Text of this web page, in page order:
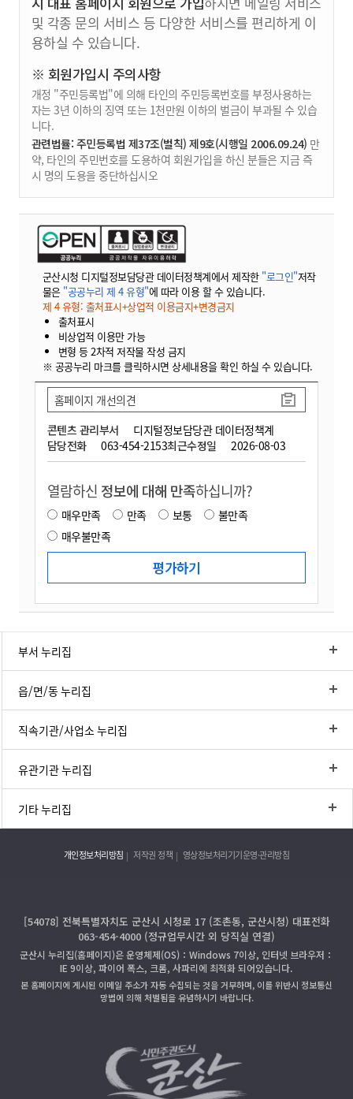
및 각종 문의 서비스 등 다양한 서비스를 편리하게 이
용하실 수 있습니다.
※ 회원가입시 주의사항
개정 "주민등록법"에 의해 타인의 주민등록번호를 부정사용하는
자는 3년 이하의 징역 또는 1천만원 이하의 벌금이 부과될 수 있습
니다.
관련법률: 주민등록법 제37조(벌칙) 제9호(시행일 2006.09.24) 만
약, 타인의 주민번호를 도용하여 회원가입을 하신 분들은 지금 즉
시 명의 도용을 중단하십시오
군산시청 디지털정보담당관 데이터정책계에서 제작한 "로그인"저작
물은 "공공누리 제 4 유형"에 따라 이용 할 수 있습니다.
제 4 유형: 출처표시+상업적 이용금지+변경금지
출처표시
비상업적 이용만 가능
변형 등 2차적 저작물 작성 금지
※ 공공누리 마크를 클릭하시면 상세내용을 확인 하실 수 있습니다.
콘텐츠 관리부서
디지털정보담당관 데이터정책계
담당전화
063-454-2153최근수정일 2026-08-03
홈페이지 개선의견
열람하신 정보에 대해 만족하십니까?
매우만족 만족 보통
불만족
매우불만족
부서 누리집
읍/면/동 누리집
직속기관/사업소 누리집
유관기관 누리집
기타 누리집
개인정보처리방침 저작권 정책 영상정보처리기기운영·관리방침
[54078] 전북특별자치도 군산시 시청로 17 (조촌동, 군산시청) 대표전화
063-454-4000 (정규업무시간 외 당직실 연결)
군산시 누리집(홈페이지)은 운영체제(OS)：Windows 7이상, 인터넷 브라우저：
IE 9이상, 파이어 폭스, 크롬, 사파리에 최적화 되어있습니다.
본 홈페이지에 게시된 이메일 주소가 자동 수집되는 것을 거부하며, 이를 위반시 정보통신
망법에 의해 처벌됨을 유념하시기 바랍니다.